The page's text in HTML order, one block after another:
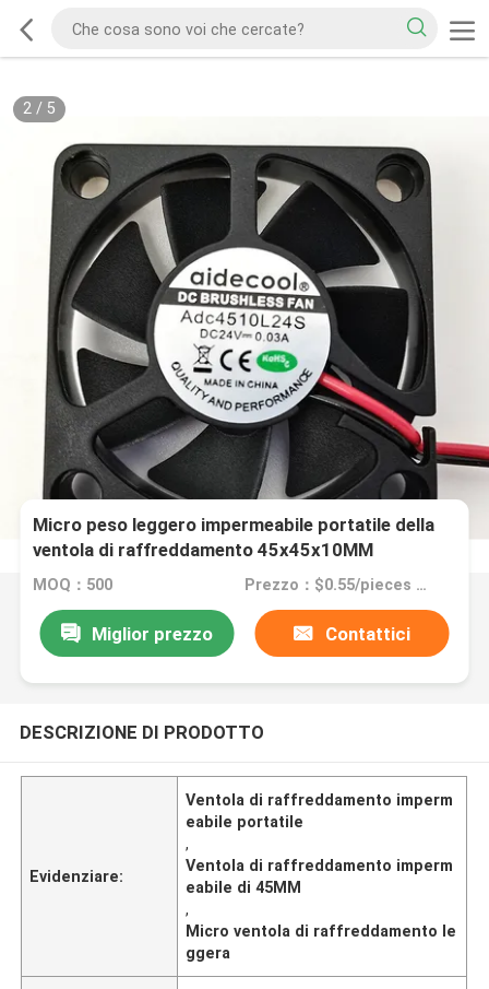
2/ 5
Micro peso leggero impermeabile portatile della
ventola di raffreddamento 45x45x10MM
MOQ：500 Prezzo：$0.55/pieces 1-499 pieces
Miglior prezzo Contattici
DESCRIZIONE DI PRODOTTO
Evidenziare:
Ventola di raffreddamento imperm
eabile portatile
,
Ventola di raffreddamento imperm
eabile di 45MM
,
Micro ventola di raffreddamento le
ggera